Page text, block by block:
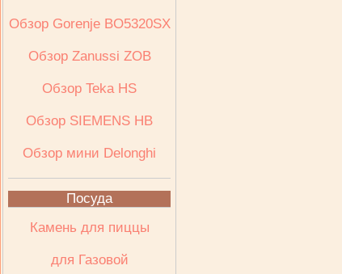
Обзор Gorenje BO5320SX
Обзор Zanussi ZOB
Обзор Teka HS
Обзор SIEMENS HB
Обзор мини Delonghi
Посуда
Камень для пиццы
для Газовой